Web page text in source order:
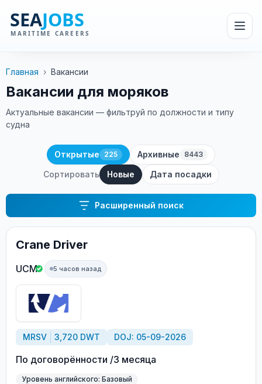
Главная › Вакансии
Вакансии для моряков
Актуальные вакансии — фильтруй по должности и типу
судна
Открытые 225 Архивные 8443
Сортировать Новые Дата посадки
Расширенный поиск
Crane Driver
UCM 5 часов назад
MRSV 3,720 DWT DOJ: 05-09-2026
По договорённости /3 месяца
Уровень английского: Базовый